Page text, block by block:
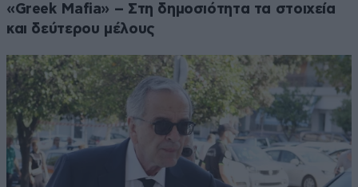
«Greek Mafia» – Στη δημοσιότητα τα στοιχεία
και δεύτερου μέλους